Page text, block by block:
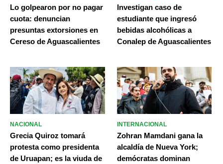
Lo golpearon por no pagar
cuota: denuncian
presuntas extorsiones en
Cereso de Aguascalientes
Investigan caso de
estudiante que ingresó
bebidas alcohólicas a
Conalep de Aguascalientes
NACIONAL
Grecia Quiroz tomará
protesta como presidenta
de Uruapan; es la viuda de
INTERNACIONAL
Zohran Mamdani gana la
alcaldía de Nueva York;
demócratas dominan